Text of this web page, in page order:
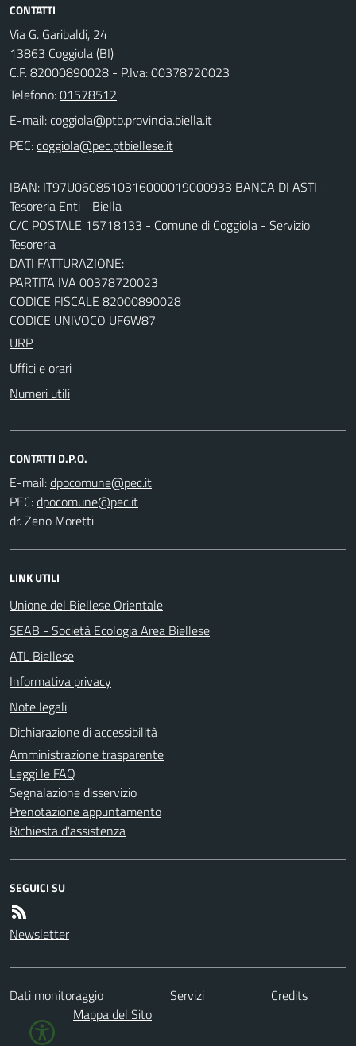
CONTATTI
Via G. Garibaldi, 24
13863 Coggiola (BI)
C.F. 82000890028 - P.Iva: 00378720023
Telefono:01578512
E-mail:
PEC:
IBAN: IT97U0608510316000019000933 BANCA DI ASTI -
Tesoreria Enti - Biella
C/C POSTALE 15718133 - Comune di Coggiola - Servizio
Tesoreria
DATI FATTURAZIONE:
PARTITA IVA 00378720023
CODICE FISCALE 82000890028
CODICE UNIVOCO UF6W87
URP
Uffici e orari
Numeri utili
CONTATTI D.P.O.
E-mail:
PEC:
dr. Zeno Moretti
LINK UTILI
Unione del Biellese Orientale
SEAB - Società Ecologia Area Biellese
ATL Biellese
Informativa privacy
Note legali
Dichiarazione di accessibilità
Amministrazione trasparente
Leggi le FAQ
Segnalazione disservizio
Prenotazione appuntamento
Richiesta d'assistenza
SEGUICI SU
Newsletter
Dati monitoraggio Servizi
Credits
Mappa del Sito